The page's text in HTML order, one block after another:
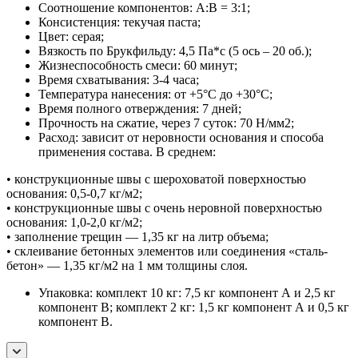
Соотношение компонентов: А:В = 3:1;
Консистенция: текучая паста;
Цвет: серая;
Вязкость по Брукфильду: 4,5 Па*с (5 ось – 20 об.);
Жизнеспособность смеси: 60 минут;
Время схватывания: 3-4 часа;
Температура нанесения: от +5°С до +30°С;
Время полного отверждения: 7 дней;
Прочность на сжатие, через 7 суток: 70 Н/мм2;
Расход: зависит от неровности основания и способа
применения состава. В среднем:
• конструкционные швы с шероховатой поверхностью
основания: 0,5-0,7 кг/м2;
• конструкционные швы с очень неровной поверхностью
основания: 1,0-2,0 кг/м2;
• заполнение трещин — 1,35 кг на литр объема;
• склеивание бетонных элементов или соединения «сталь-
бетон» — 1,35 кг/м2 на 1 мм толщины слоя.
Упаковка: комплект 10 кг: 7,5 кг компонент А и 2,5 кг
компонент В; комплект 2 кг: 1,5 кг компонент А и 0,5 кг
компонент В.